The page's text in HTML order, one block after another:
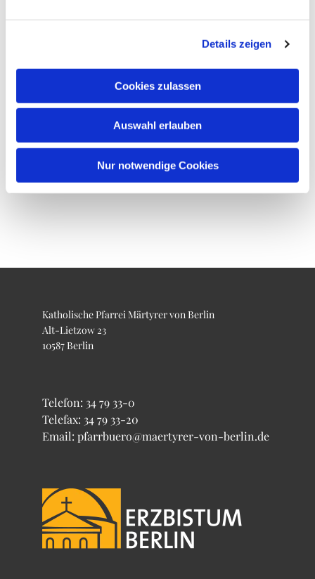
Details zeigen
Cookies zulassen
Auswahl erlauben
Nur notwendige Cookies
Katholische Pfarrei Märtyrer von Berlin
Alt-Lietzow 23
10587 Berlin
Telefon: 34 79 33-0
Telefax: 34 79 33-20
Email: pfarrbuero@maertyrer-von-berlin.de